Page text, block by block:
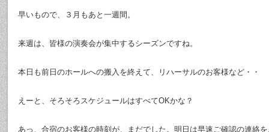
早いもので、３月もあと一週間。
来週は、皆様の演奏会が集中するシーズンですね。
本日も前日のホールへの搬入を終えて、リハーサルのお客様など・・
えーと、そろそろスケジュールはすべてOKかな？
あっ、合宿のお客様の時刻が、まだでした。明日は早速ご確認の連絡